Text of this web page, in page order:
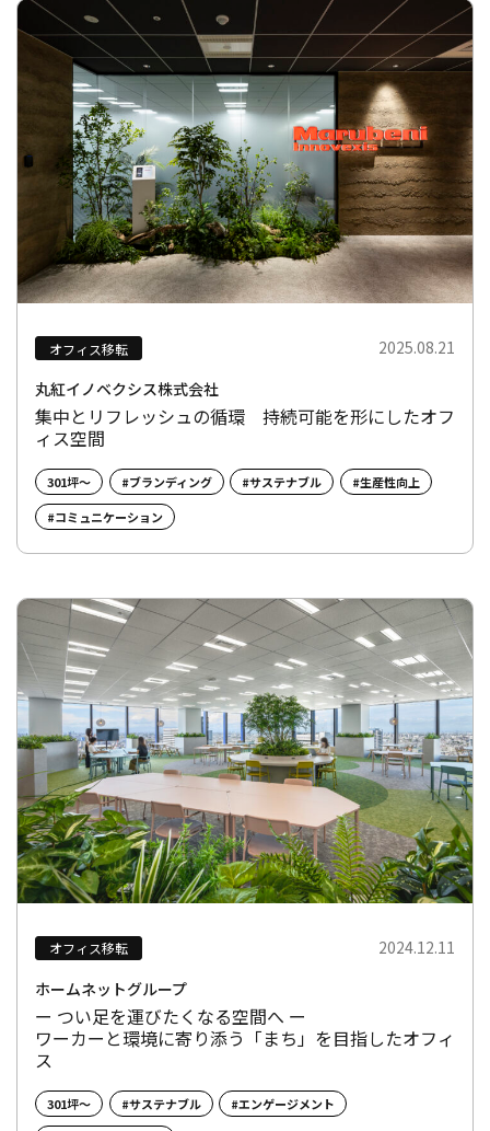
オフィス移転
2025.08.21
丸紅イノベクシス株式会社
集中とリフレッシュの循環 持続可能を形にしたオフ
ィス空間
301坪～ #ブランディング #サステナブル
#生産性向上
#コミュニケーション
オフィス移転
2024.12.11
ホームネットグループ
ー つい足を運びたくなる空間へ ー
ワーカーと環境に寄り添う「まち」を目指したオフィ
ス
301坪～ #サステナブル
#エンゲージメント